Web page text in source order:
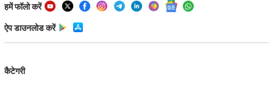
हमें फॉलो करें
ऐप डाउनलोड करें
कैटेगरी